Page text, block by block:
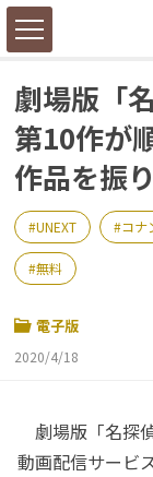
劇場版「
第10作が
作品を振
UNEXT コナ
無料
電子版
2020/4/18
劇場版「名探
動画配信サービ